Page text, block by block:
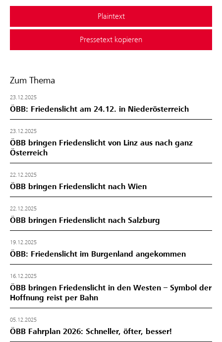
Plaintext
Pressetext kopieren
Zum Thema
23.12.2025
ÖBB: Friedenslicht am 24.12. in Niederösterreich
23.12.2025
ÖBB bringen Friedenslicht von Linz aus nach ganz
Österreich
22.12.2025
ÖBB bringen Friedenslicht nach Wien
22.12.2025
ÖBB bringen Friedenslicht nach Salzburg
19.12.2025
ÖBB: Friedenslicht im Burgenland angekommen
16.12.2025
ÖBB bringen Friedenslicht in den Westen – Symbol der
Hoffnung reist per Bahn
05.12.2025
ÖBB Fahrplan 2026: Schneller, öfter, besser!